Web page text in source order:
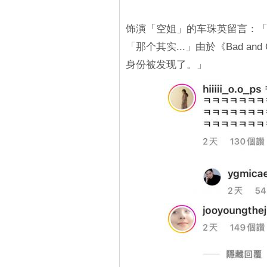
饰演「空姐」的车珠英留言：
「那个其实...」由於《Bad
身份被发现了。」